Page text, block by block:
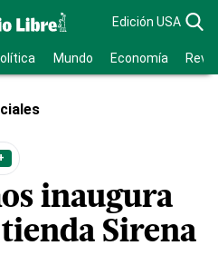
Edición USA
Mundo Economía
inaugura
Sirena